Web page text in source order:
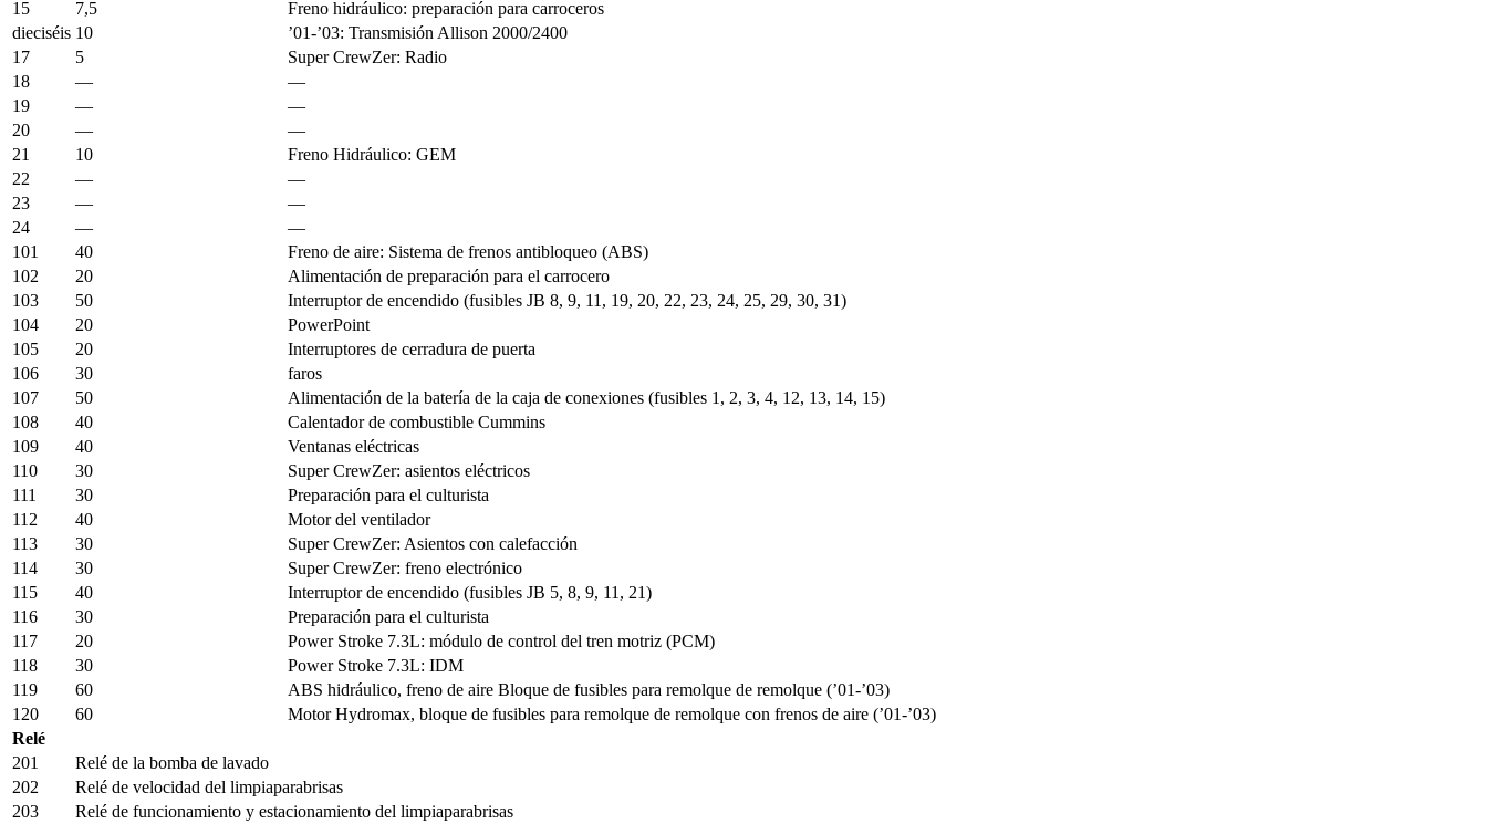
15
7,5
Freno hidráulico: preparación para carroceros
dieciséis 10
’01-’03: Transmisión Allison 2000/2400
17
5
Super CrewZer: Radio
18
—
—
19
—
—
20
—
—
21
10
Freno Hidráulico: GEM
22
—
—
23
—
—
24
—
—
101
40
Freno de aire: Sistema de frenos antibloqueo (ABS)
102
20
Alimentación de preparación para el carrocero
103
50
Interruptor de encendido (fusibles JB 8, 9, 11, 19, 20, 22, 23, 24, 25, 29, 30, 31)
104
20
PowerPoint
105
20
Interruptores de cerradura de puerta
106
30
faros
107
50
Alimentación de la batería de la caja de conexiones (fusibles 1, 2, 3, 4, 12, 13, 14, 15)
108
40
Calentador de combustible Cummins
109
40
Ventanas eléctricas
110
30
Super CrewZer: asientos eléctricos
111
30
Preparación para el culturista
112
40
Motor del ventilador
113
30
Super CrewZer: Asientos con calefacción
114
30
Super CrewZer: freno electrónico
115
40
Interruptor de encendido (fusibles JB 5, 8, 9, 11, 21)
116
30
Preparación para el culturista
117
20
Power Stroke 7.3L: módulo de control del tren motriz (PCM)
118
30
Power Stroke 7.3L: IDM
119
60
ABS hidráulico, freno de aire Bloque de fusibles para remolque de remolque (’01-’03)
120
60
Motor Hydromax, bloque de fusibles para remolque de remolque con frenos de aire (’01-’03)
Relé
201
Relé de la bomba de lavado
202
Relé de velocidad del limpiaparabrisas
203
Relé de funcionamiento y estacionamiento del limpiaparabrisas